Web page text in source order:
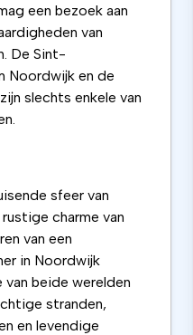
een bezoek aan
van
De Sint-
Noordwijk en de
slechts enkele van
sfeer van
charme van
van een
in Noordwijk
beide werelden
stranden,
en levendige